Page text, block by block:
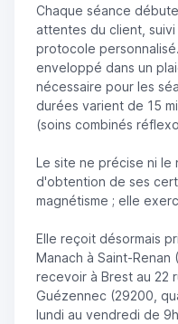
Chaque séance
attentes du client,
protocole
enveloppé dans un
nécessaire pour les
durées varient de 15
(soins combinés
Le site ne précise ni le
d'obtention de ses
magnétisme ; elle
Elle reçoit désormais
Manach à Saint-
recevoir à Brest au 22
Guézennec (29200,
lundi au vendredi de